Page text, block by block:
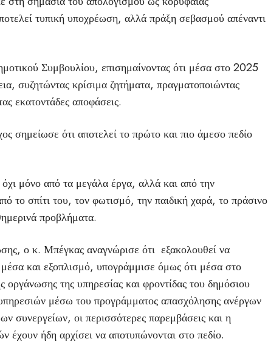
τυπική υποχρέωση, αλλά πράξη σεβασμού απέναντι
Συμβουλίου, επισημαίνοντας ότι μέσα στο 2025
συζητώντας κρίσιμα ζητήματα, πραγματοποιώντας
εκατοντάδες αποφάσεις.
σημείωσε ότι αποτελεί το πρώτο και πιο άμεσο πεδίο
μόνο από τα μεγάλα έργα, αλλά και από την
το σπίτι του, τον φωτισμό, την παιδική χαρά, το πράσινο
προβλήματα.
ο κ. Μπέγκας αναγνώρισε ότι εξακολουθεί να
και εξοπλισμό, υπογράμμισε όμως ότι μέσα στο
της υπηρεσίας και φροντίδας του δημόσιου
μέσω του προγράμματος απασχόλησης ανέργων
συνεργείων, οι περισσότερες παρεμβάσεις και η
έχουν ήδη αρχίσει να αποτυπώνονται στο πεδίο.